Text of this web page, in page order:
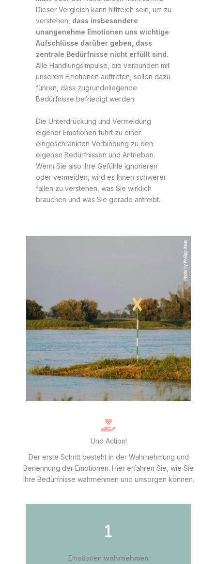
Dieser Vergleich kann hilfreich sein, um zu
verstehen, dass insbesondere
unangenehme Emotionen uns wichtige
Aufschlüsse darüber geben, dass
zentrale Bedürfnisse nicht erfüllt sind.
Alle Handlungsimpulse, die verbunden mit
unserem Emotionen auftreten, sollen dazu
führen, dass zugrundeliegende
Bedürfnisse befriedigt werden.
Die Unterdrückung und Vermeidung
eigener Emotionen führt zu einer
eingeschränkten Verbindung zu den
eigenen Bedürfnissen und Antrieben.
Wenn Sie also Ihre Gefühle ignorieren
oder vermeiden, wird es Ihnen schwerer
fallen zu verstehen, was Sie wirklich
brauchen und was Sie gerade antreibt.
Und Action!
Der erste Schritt besteht in der Wahrnehmung und
Benennung der Emotionen. Hier erfahren Sie, wie Sie
Ihre Bedürfnisse wahrnehmen und umsorgen können.
Emotionen wahrnehmen